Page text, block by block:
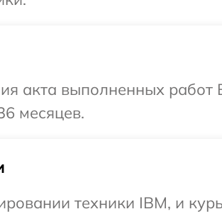
акта выполненных
месяцев.
техники IBM, и